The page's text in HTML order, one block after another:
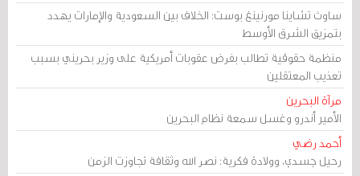
ساوث تشاينا مورنينغ بوست: الخلاف بين السعودية والإمارات يهدد
بتمزيق الشرق الأوسط
منظمة حقوقية تطالب بفرض عقوبات أمريكية على وزير بحريني بسبب
تعذيب المعتقلين
مرآة البحرين
الأمير أندرو وغسل سمعة نظام البحرين
أحمد رضي
رحيل جسدي، وولادة فكرية: نصر الله وثقافة تجاوزت الزمن